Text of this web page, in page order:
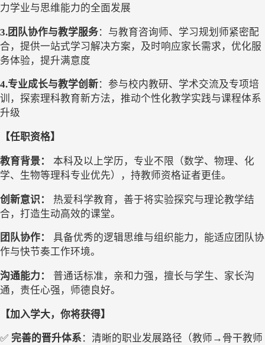
力学业与思维能力的全面发展
3.团队协作与教学服务： 与教育咨询师、学习规划师紧密配
合，提供一站式学习解决方案，及时响应家长需求，优化服
务体验，提升满意度
4.专业成长与教学创新： 参与校内教研、学术交流及专项培
训，探索理科教育新方法，推动个性化教学实践与课程体系
升级
【任职资格】
教育背景：
本科及以上学历，专业不限（数学、物理、化
学、生物等理科专业优先），持教师资格证者更佳。
创新意识：
热爱科学教育，善于将实验探究与理论教学结
合，打造生动高效的课堂。
团队协作：
具备优秀的逻辑思维与组织能力，能适应团队协
作与快节奏工作环境。
沟通能力：
普通话标准，亲和力强，擅长与学生、家长沟
通，责任心强，师德良好。
【加入学大，你将获得】
✅ 完善的晋升体系：清晰的职业发展路径（教师 → 骨干教师